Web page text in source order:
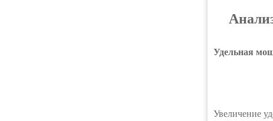
Удельная
Увеличение